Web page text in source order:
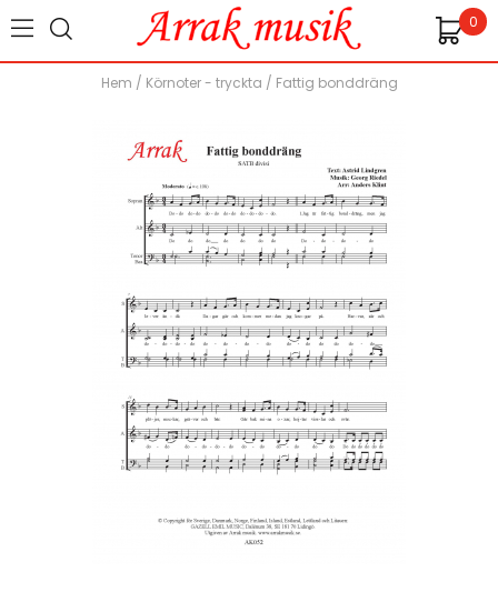
0
Hem / Körnoter - tryckta / Fattig bonddräng